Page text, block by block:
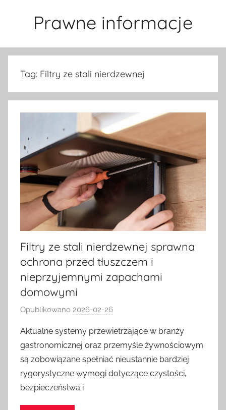
Prawne informacje
Tag: Filtry ze stali nierdzewnej
Filtry ze stali nierdzewnej sprawna
ochrona przed tłuszczem i
nieprzyjemnymi zapachami
domowymi
Opublikowano 2026-02-26
z
e
z
k
Aktualne systemy przewietrzające w branży
gastronomicznej oraz przemyśle żywnościowym
są zobowiązane spełniać nieustannie bardziej
rygorystyczne wymogi dotyczące czystości,
bezpieczeństwa i